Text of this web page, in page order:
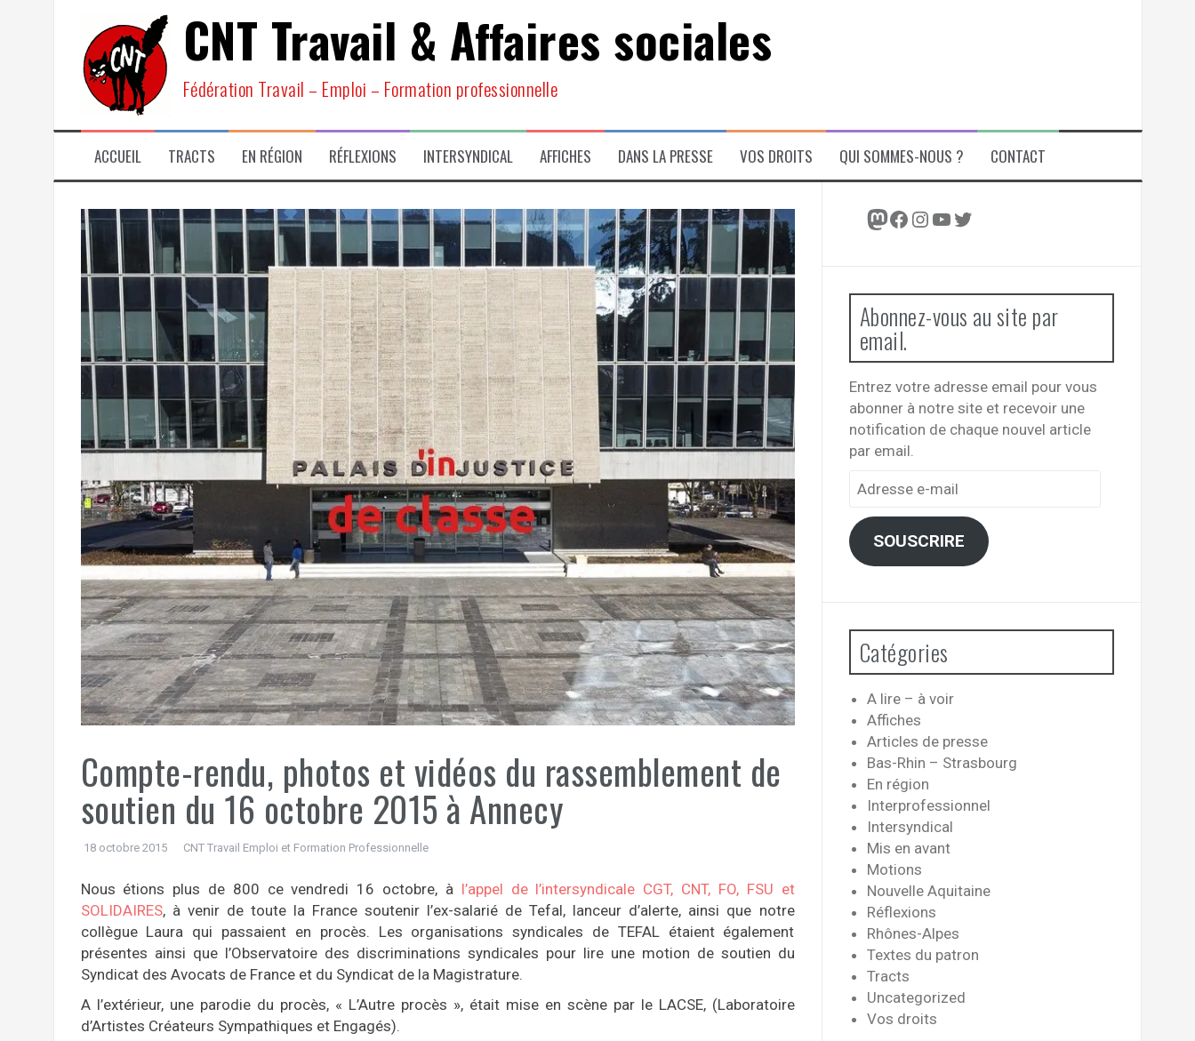
CNT Travail & Affaires sociales
Fédération Travail – Emploi – Formation professionnelle
ACCUEIL TRACTS EN RÉGION RÉFLEXIONS INTERSYNDICAL AFFICHES DANS LA PRESSE VOS DROITS QUI SOMMES-NOUS ? CONTACT
Compte-rendu, photos et vidéos du rassemblement de
soutien du 16 octobre 2015 à Annecy
18 octobre 2015 CNT Travail Emploi et Formation Professionnelle
Nous étions plus de 800 ce vendredi 16 octobre, à l’appel de l’intersyndicale CGT, CNT, FO, FSU et
SOLIDAIRES, à venir de toute la France soutenir l’ex-salarié de Tefal, lanceur d’alerte, ainsi que notre
collègue Laura qui passaient en procès. Les organisations syndicales de TEFAL étaient également
présentes ainsi que l’Observatoire des discriminations syndicales pour lire une motion de soutien du
Syndicat des Avocats de France et du Syndicat de la Magistrature.
A l’extérieur, une parodie du procès, « L’Autre procès », était mise en scène par le LACSE, (Laboratoire
d’Artistes Créateurs Sympathiques et Engagés).
Mastodon
Facebook
Instagram
YouTube
Twitter
Abonnez-vous au site par
email.
Entrez votre adresse email pour vous
abonner à notre site et recevoir une
notification de chaque nouvel article
par email.
Adresse
mail
SOUSCRIRE
Catégories
A lire – à voir
Affiches
Articles de presse
Bas-Rhin – Strasbourg
En région
Interprofessionnel
Intersyndical
Mis en avant
Motions
Nouvelle Aquitaine
Réflexions
Rhônes-Alpes
Textes du patron
Tracts
Uncategorized
Vos droits